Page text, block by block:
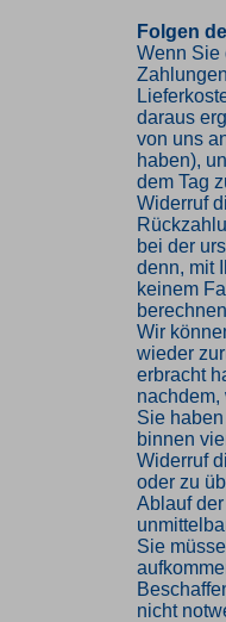
Folgen
Wenn Sie
daraus
von uns
haben),
dem Tag
Widerruf
bei der
denn, mit
keinem
Wir
wieder
erbracht
nachdem,
Sie
binnen
Widerruf
oder zu
Ablauf
Sie
nicht